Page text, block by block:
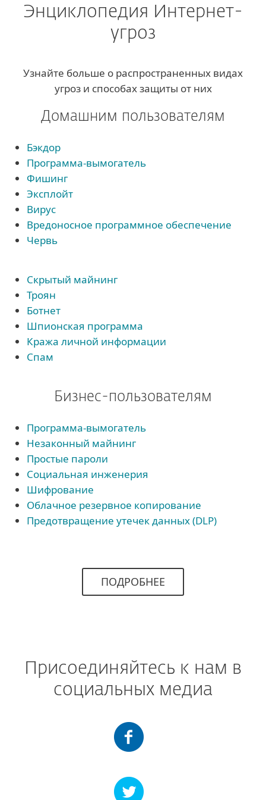
Энциклопедия Интернет-
угроз
Узнайте больше о распространенных видах
угроз и способах защиты от них
Домашним пользователям
Бэкдор
Программа-вымогатель
Фишинг
Эксплойт
Вирус
Вредоносное программное обеспечение
Червь
Скрытый майнинг
Троян
Ботнет
Шпионская программа
Кража личной информации
Спам
Бизнес-пользователям
Программа-вымогатель
Незаконный майнинг
Простые пароли
Социальная инженерия
Шифрование
Облачное резервное копирование
Предотвращение утечек данных (DLP)
ПОДРОБНЕЕ
Присоединяйтесь к нам в
социальных медиа